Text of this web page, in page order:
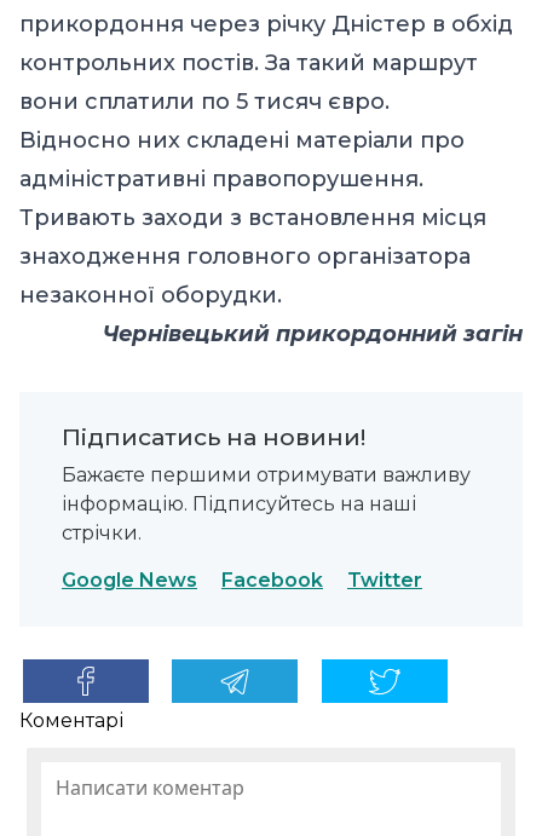
прикордоння через річку Дністер в обхід
контрольних постів. За такий маршрут
вони сплатили по 5 тисяч євро.
Відносно них складені матеріали про
адміністративні правопорушення.
Тривають заходи з встановлення місця
знаходження головного організатора
незаконної оборудки.
Чернівецький прикордонний загін
Підписатись на новини!
Бажаєте першими отримувати важливу
інформацію. Підписуйтесь на наші
стрічки.
Google News Facebook Twitter
Коментарі